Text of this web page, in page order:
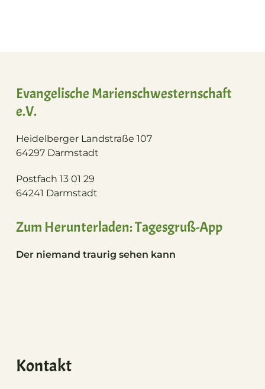
Evangelische Marienschwesternschaft
e.V.
Heidelberger Landstraße 107
64297 Darmstadt
Postfach 13 01 29
64241 Darmstadt
Zum Herunterladen: Tagesgruß-App
Der niemand traurig sehen kann
Kontakt